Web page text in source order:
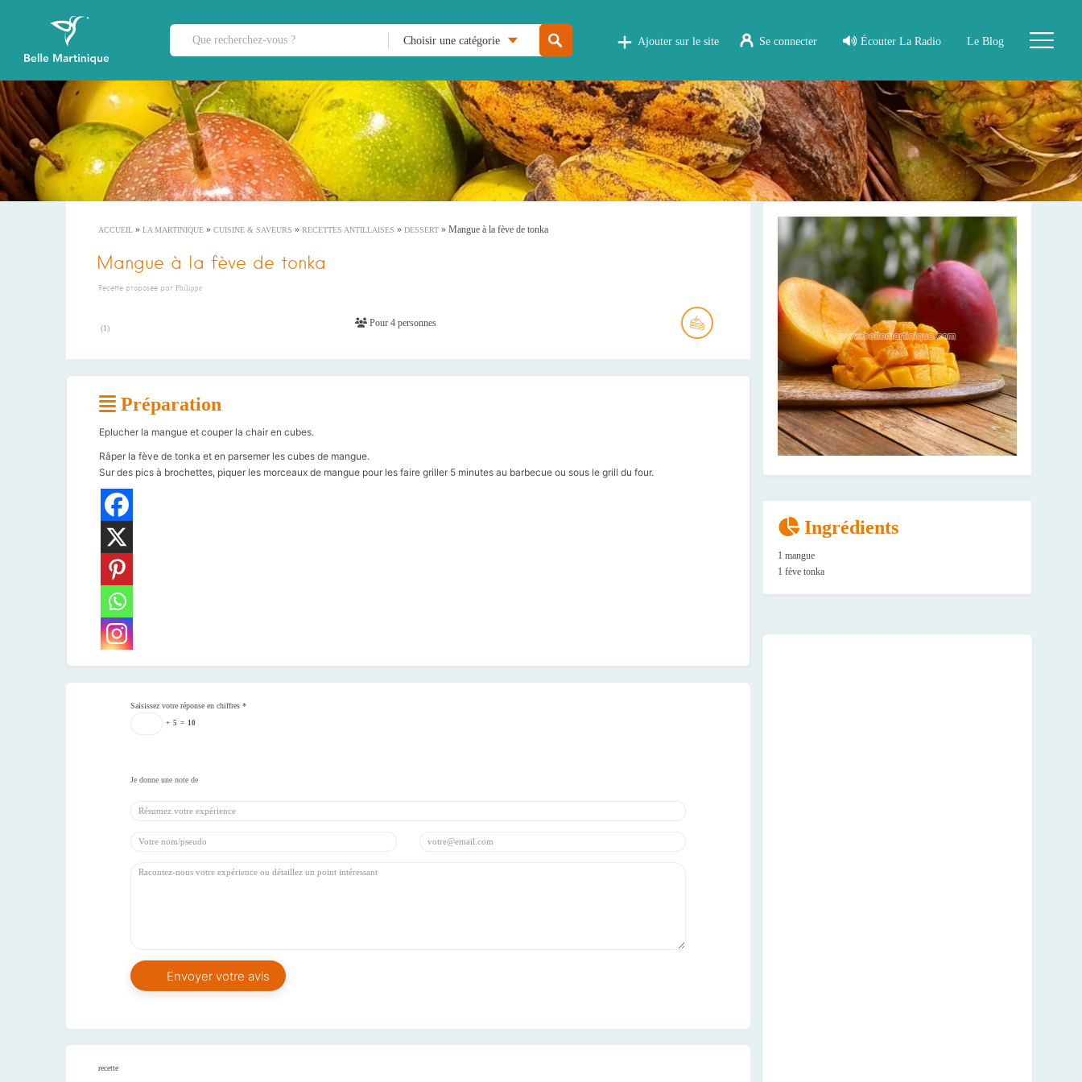
Choisir une catégorie Ajouter sur le site Se connecter Écouter La Radio Le Blog
ACCUEIL » LA MARTINIQUE » CUISINE & SAVEURS » RECETTES ANTILLAISES » DESSERT » Mangue à la fève de tonka
Mangue à la fève de tonka
Recette proposée par Philippe
(1) Pour 4 personnes
Préparation
Eplucher la mangue et couper la chair en cubes.
Râper la fève de tonka et en parsemer les cubes de mangue.
Sur des pics à brochettes, piquer les morceaux de mangue pour les faire griller 5 minutes au barbecue ou sous le grill du four.
Saisissez votre réponse en chiffres *
+ 5 = 10
recette
Ingrédients
1 mangue
1 fève tonka